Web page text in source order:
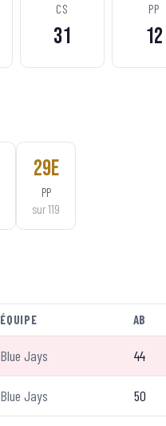
CS
31
PP
12
29e
PP
sur119
ÉQUIPE AB
Blue Jays 44
Blue Jays 50